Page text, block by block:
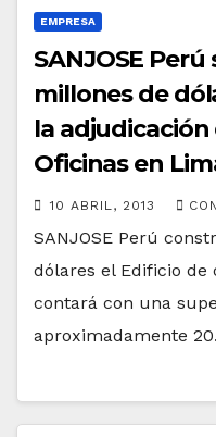
EMPRESA
SANJOSE Perú
millones de
la
Oficinas en
10 ABRIL, 2013
SANJOSE Perú
dólares el Edificio de
contará con una
aproximadamente